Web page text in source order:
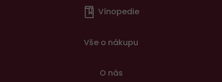
Vínopedie
Vše o nákupu
O nás